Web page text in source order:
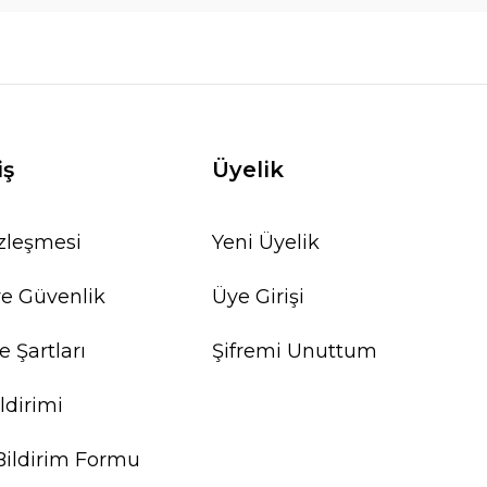
Güvenlik
Şartları
Formu
Üyelik
Yeni Üyelik
Üye Girişi
Şifremi Unuttum